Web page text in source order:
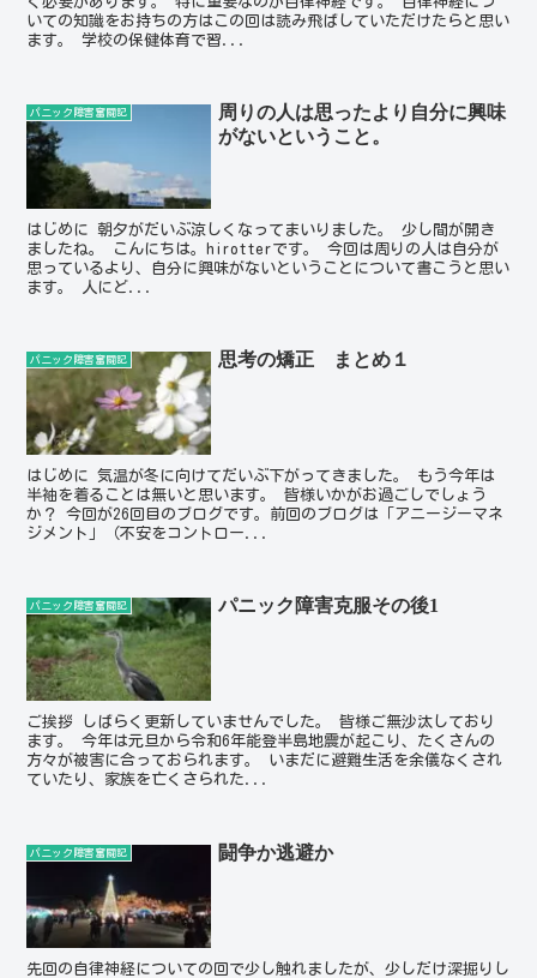
いての知識をお持ちの方はこの回は読み飛ばしていただけたらと思い
ます。 学校の保健体育で習...
パニック障害奮闘記
周りの人は思ったより自分に興味
がないということ。
はじめに 朝夕がだいぶ涼しくなってまいりました。 少し間が開き
ましたね。 こんにちは。hirotterです。 今回は周りの人は自分が
思っているより、自分に興味がないということについて書こうと思い
ます。 人にど...
パニック障害奮闘記 思考の矯正 まとめ１
はじめに 気温が冬に向けてだいぶ下がってきました。 もう今年は
半袖を着ることは無いと思います。 皆様いかがお過ごしでしょう
か？ 今回が26回目のブログです。前回のブログは「アニージーマネ
ジメント」（不安をコントロー...
パニック障害奮闘記 パニック障害克服その後1
ご挨拶 しばらく更新していませんでした。 皆様ご無沙汰しており
ます。 今年は元旦から令和6年能登半島地震が起こり、たくさんの
方々が被害に合っておられます。 いまだに避難生活を余儀なくされ
ていたり、家族を亡くさられた...
パニック障害奮闘記 闘争か逃避か
先回の自律神経についての回で少し触れましたが、少しだけ深掘りし